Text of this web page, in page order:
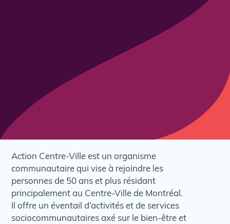
Action Centre-Ville est un organisme
communautaire qui vise à rejoindre les
personnes de 50 ans et plus résidant
principalement au Centre-Ville de Montréal.
Il offre un éventail d’activités et de services
sociocommunautaires axé sur le bien-être et